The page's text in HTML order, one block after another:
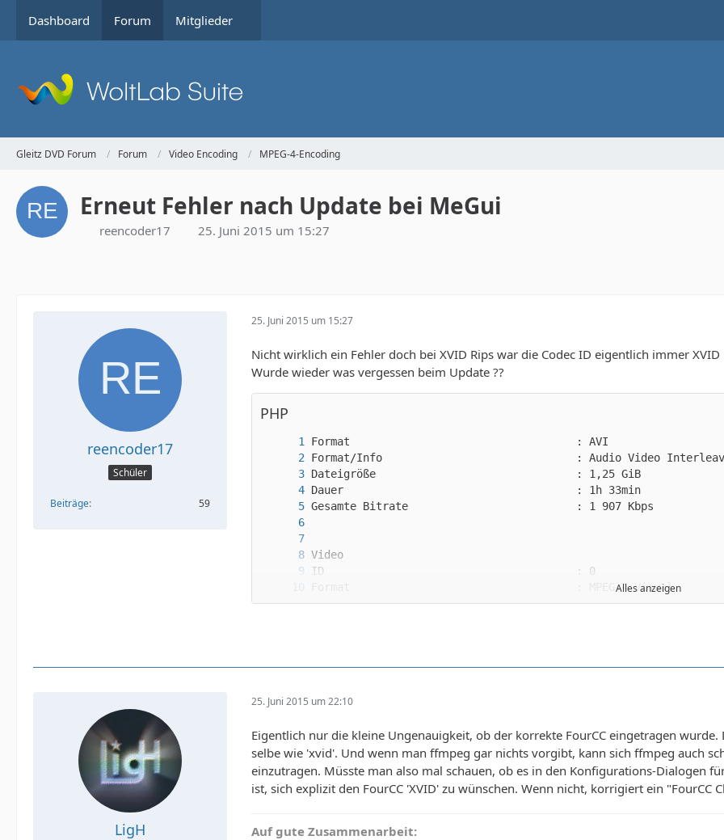
Dashboard Forum Mitglieder
Gleitz DVD Forum Forum Video Encoding MPEG-4-Encoding
Erneut Fehler nach Update bei MeGui
reencoder17 25. Juni 2015 um 15:27
reencoder17
Schüler
Beiträge 59
25. Juni 2015 um 15:27
Nicht wirklich ein Fehler doch bei XVID Rips war die Codec ID eigentlich immer
Wurde wieder was vergessen beim Update ??
PHP
Alles anzeigen
LigH
25. Juni 2015 um 22:10
Eigentlich nur die kleine Ungenauigkeit, ob der korrekte FourCC eingetragen
selbe wie 'xvid'. Und wenn man ffmpeg gar nichts vorgibt, kann sich ffmpeg auch
einzutragen. Müsste man also mal schauen, ob es in den Konfigurations-Dialogen
ist, sich explizit den FourCC 'XVID' zu wünschen. Wenn nicht, korrigiert ein "FourCC
Auf gute Zusammenarbeit: